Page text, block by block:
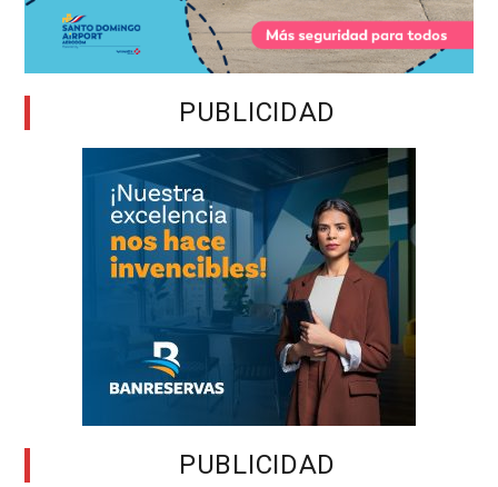
PUBLICIDAD
PUBLICIDAD